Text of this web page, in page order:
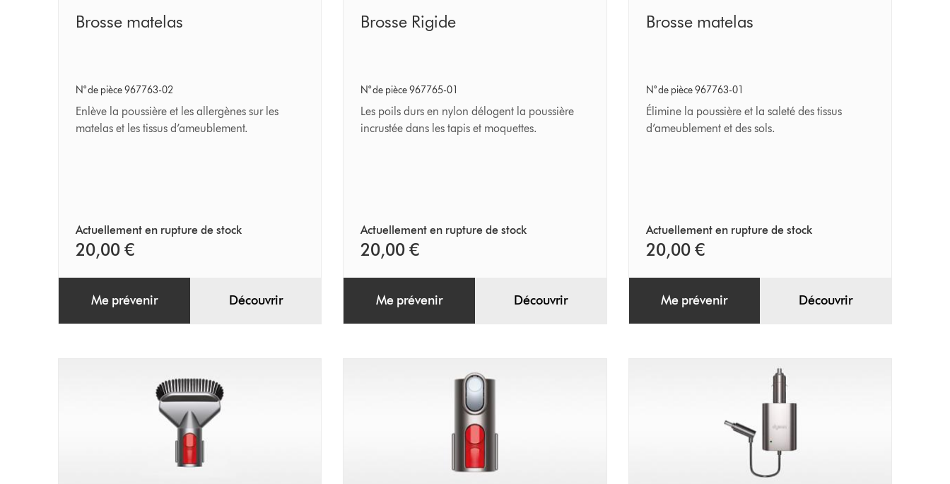
Brosse
Brosse matelas
N° de pièce 967763-02
Enlève la poussière et les allergènes sur les
matelas et les tissus d’ameublement.
Actuellement en rupture de stock
20,00 €
Me prévenir Découvrir
Brosse
Brosse Rigide
N° de pièce 967765-01
Les poils durs en nylon délogent la poussière
incrustée dans les tapis et moquettes.
Actuellement en rupture de stock
20,00 €
Me prévenir Découvrir
Brosse
Brosse matelas
N° de pièce 967763-01
Élimine la poussière et la saleté des tissus
d’ameublement et des sols.
Actuellement en rupture de stock
20,00 €
Me prévenir Découvrir